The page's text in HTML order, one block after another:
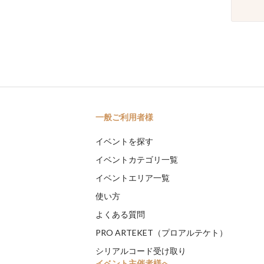
一般ご利用者様
イベントを探す
イベントカテゴリ一覧
イベントエリア一覧
使い方
よくある質問
PRO ARTEKET（プロアルテケト）
シリアルコード受け取り